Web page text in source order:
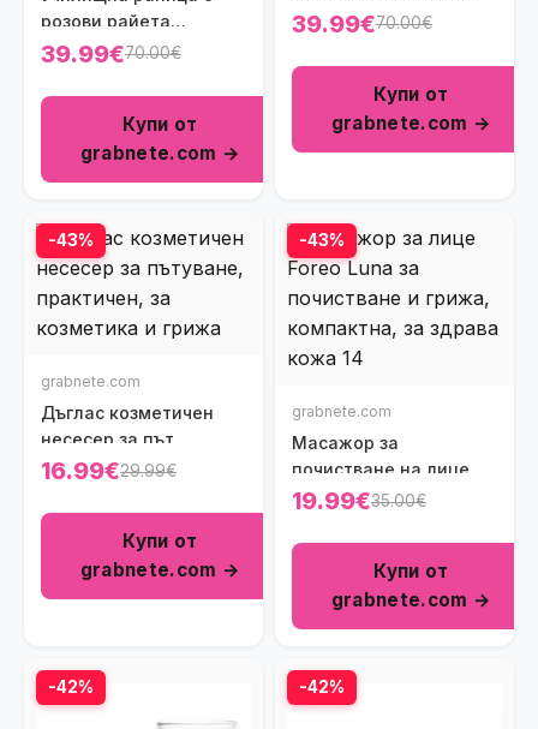
розови райета
Benetton
39.99€70.00€
Купи от
grabnete.com →
39.99€70.00€
Купи от
grabnete.com →
-43%
grabnete.com
Дъглас козметичен
несесер за път
16.99€29.99€
Купи от
grabnete.com →
-43%
grabnete.com
Масажор за
почистване на лице
Foreo luna
19.99€35.00€
Купи от
grabnete.com →
-42% -42%